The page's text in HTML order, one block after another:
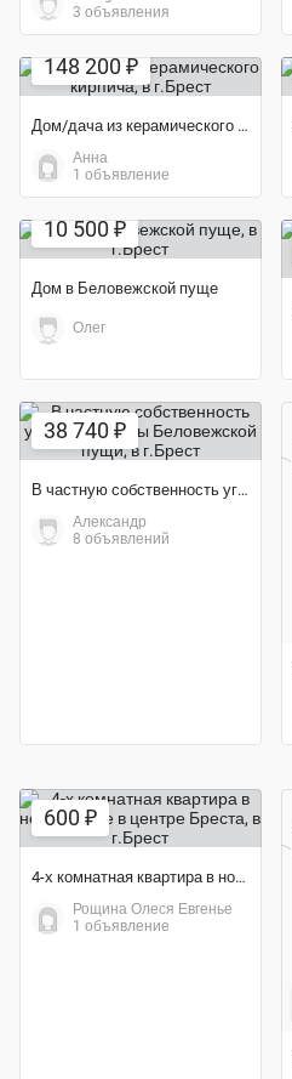
3 объявления
148 200 ₽
Дом/дача из керамического кирпича
Анна
1 объявление
10 500 ₽
Дом в Беловежской пуще
Олег
38 740 ₽
В частную собственность уголок природы Беловежской пущи
Александр
8 объявлений
600 ₽
4-х комнатная квартира в новом доме в центре Бреста
Рощина Олеся Евгенье
1 объявление